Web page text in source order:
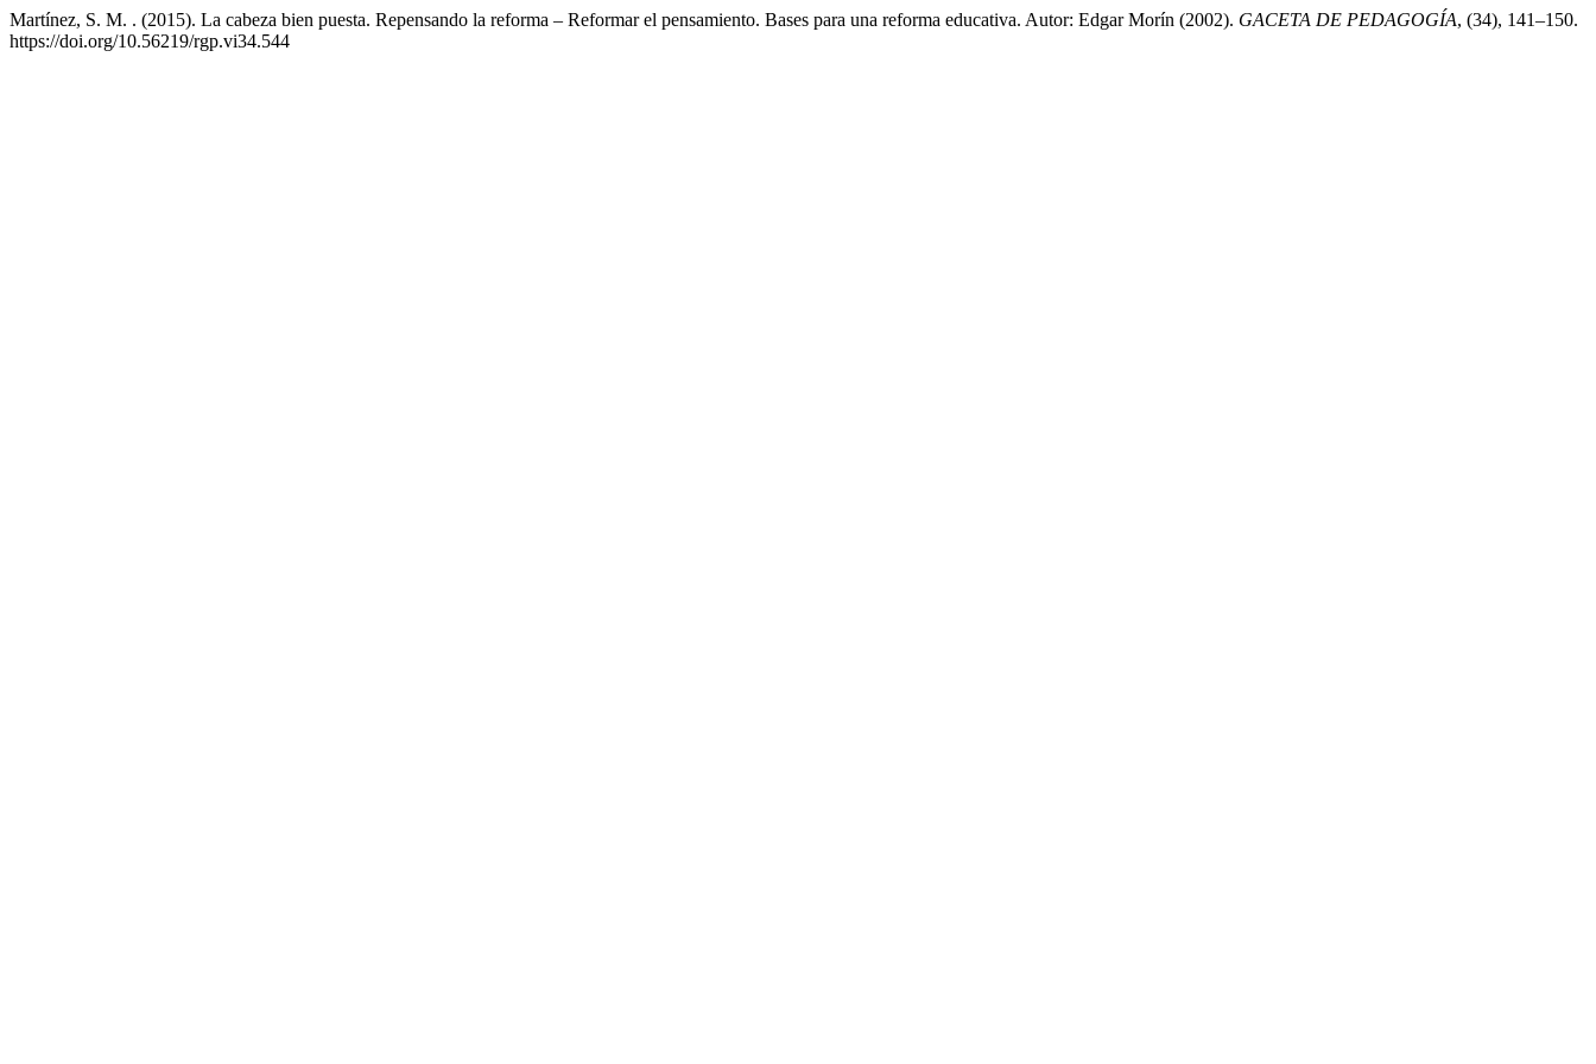
Martínez, S. M. . (2015). La cabeza bien puesta. Repensando la reforma – Reformar el pensamiento. Bases para una reforma educativa. Autor: Edgar Morín (2002). GACETA DE PEDAGOGÍA, (34), 141–150.
https://doi.org/10.56219/rgp.vi34.544